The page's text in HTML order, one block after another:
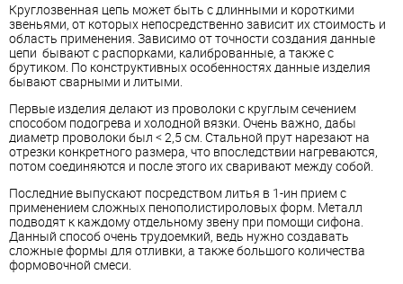
Круглозвенная цепь может быть с длинными и короткими
звеньями, от которых непосредственно зависит их стоимость и
область применения. Зависимо от точности создания данные
цепи бывают с распорками, калиброванные, а также с
брутиком. По конструктивных особенностях данные изделия
бывают сварными и литыми.
Первые изделия делают из проволоки с круглым сечением
способом подогрева и холодной вязки. Очень важно, дабы
диаметр проволоки был < 2,5 cм. Стальной прут нарезают на
отрезки конкретного размера, что впоследствии нагреваются,
потом соединяются и после этого их сваривают между собой.
Последние выпускают посредством литья в 1-ин прием с
применением сложных пенополистироловых форм. Металл
подводят к каждому отдельному звену при помощи сифона.
Данный способ очень трудоемкий, ведь нужно создавать
сложные формы для отливки, а также большого количества
формовочной смеси.